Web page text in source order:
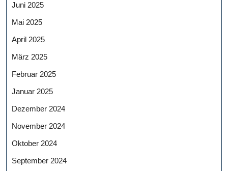
Juni 2025
Mai 2025
April 2025
März 2025
Februar 2025
Januar 2025
Dezember 2024
November 2024
Oktober 2024
September 2024